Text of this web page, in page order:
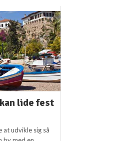
lide fest
at udvikle sig så